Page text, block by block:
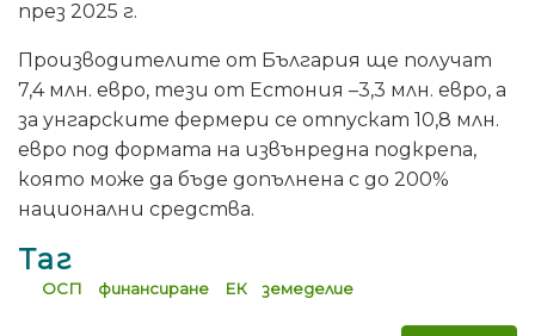
през 2025 г.
Производителите от България ще получат
7,4 млн. евро, тези от Естония –3,3 млн. евро, а
за унгарските фермери се отпускат 10,8 млн.
евро под формата на извънредна подкрепа,
която може да бъде допълнена с до 200%
национални средства.
Таг
ОСП финансиране ЕК земеделие